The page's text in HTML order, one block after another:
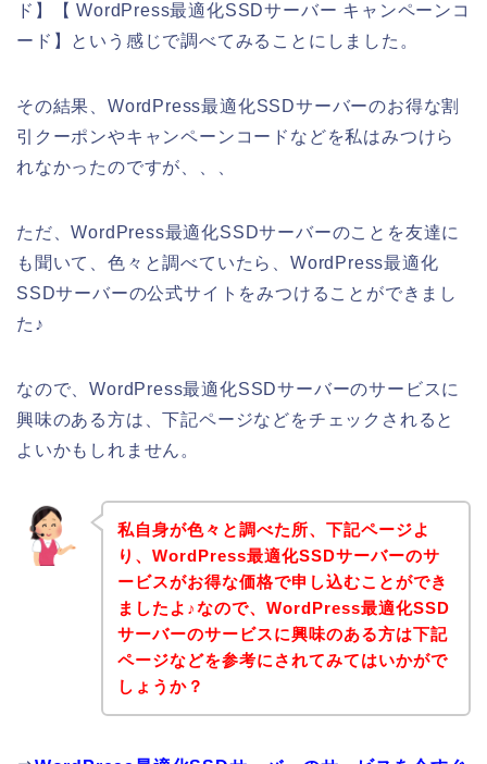
ド】【 WordPress最適化SSDサーバー キャンペーンコ
ード】という感じで調べてみることにしました。
その結果、WordPress最適化SSDサーバーのお得な割
引クーポンやキャンペーンコードなどを私はみつけら
れなかったのですが、、、
ただ、WordPress最適化SSDサーバーのことを友達に
も聞いて、色々と調べていたら、WordPress最適化
SSDサーバーの公式サイトをみつけることができまし
た♪
なので、WordPress最適化SSDサーバーのサービスに
興味のある方は、下記ページなどをチェックされると
よいかもしれません。
私自身が色々と調べた所、下記ページよ
り、WordPress最適化SSDサーバーのサ
ービスがお得な価格で申し込むことができ
ましたよ♪なので、WordPress最適化SSD
サーバーのサービスに興味のある方は下記
ページなどを参考にされてみてはいかがで
しょうか？